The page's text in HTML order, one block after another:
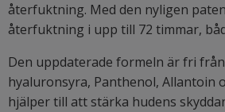
återfuktning. Med den nyligen
återfuktning i upp till 72 timmar,
Den uppdaterade formeln är fri
hyaluronsyra, Panthenol, Allantoin
hjälper till att stärka hudens